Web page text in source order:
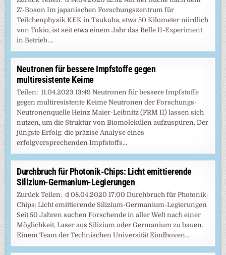
Z‘-Boson Im japanischen Forschungszentrum für
Teilchenphysik KEK in Tsukuba, etwa 50 Kilometer nördlich
von Tokio, ist seit etwa einem Jahr das Belle II-Experiment
in Betrieb….
Neutronen für bessere Impfstoffe gegen
multiresistente Keime
Teilen: 11.04.2023 13:49 Neutronen für bessere Impfstoffe
gegen multiresistente Keime Neutronen der Forschungs-
Neutronenquelle Heinz Maier-Leibnitz (FRM II) lassen sich
nutzen, um die Struktur von Biomolekülen aufzuspüren. Der
jüngste Erfolg: die präzise Analyse eines
erfolgversprechenden Impfstoffs…
Durchbruch für Photonik-Chips: Licht emittierende
Silizium-Germanium-Legierungen
Zurück Teilen: d 08.04.2020 17:00 Durchbruch für Photonik-
Chips: Licht emittierende Silizium-Germanium-Legierungen
Seit 50 Jahren suchen Forschende in aller Welt nach einer
Möglichkeit, Laser aus Silizium oder Germanium zu bauen.
Einem Team der Technischen Universität Eindhoven…